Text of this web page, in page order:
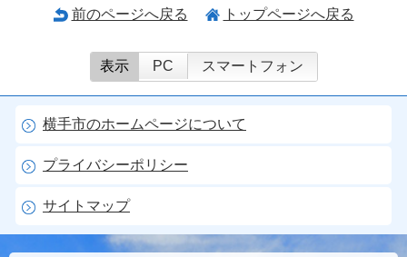
前のページへ戻る トップページへ戻る
表示 PC スマートフォン
横手市のホームページについて
プライバシーポリシー
サイトマップ